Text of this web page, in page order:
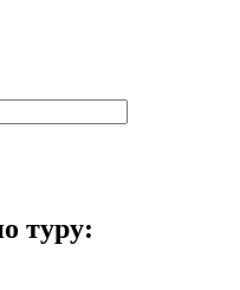
туру: